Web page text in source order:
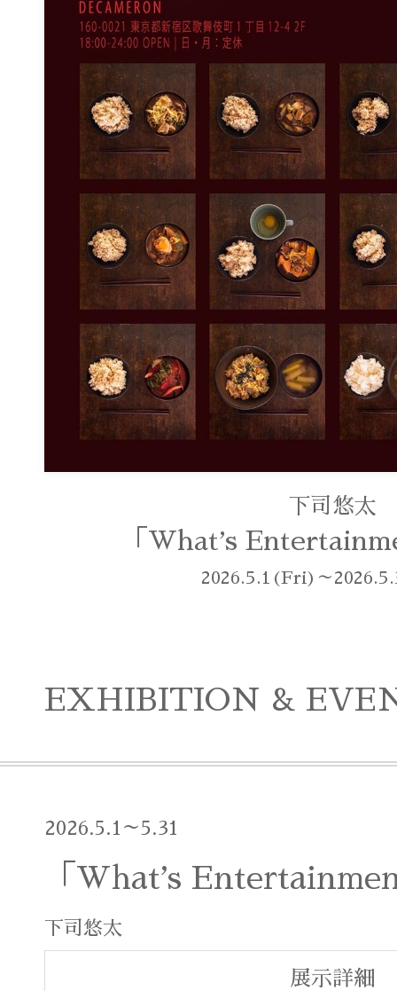
下司悠太
「Whatʼs
2026.5.1(Fri)～
EXHIBITION &
2026.5.1～5.31
「Whatʼs
下司悠太
展示詳細